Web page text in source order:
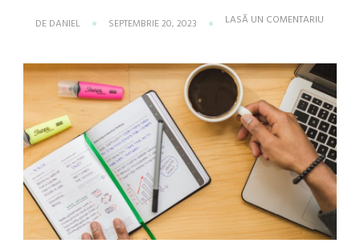
DE DANIEL SEPTEMBRIE 20, 2023 LASĂ UN COMENTARIU
OBȚII
LINK-
URI
DE
CĂTRE
SITE-
UL
TĂU
WEB
ȘI
SĂ